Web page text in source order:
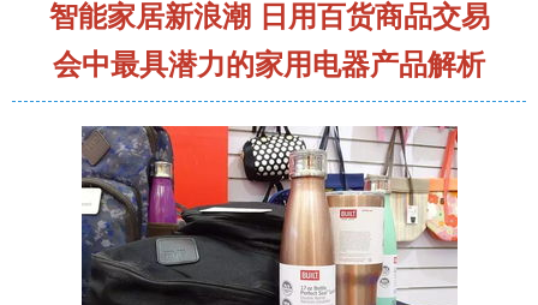
智能家居新浪潮 日用百货商品交易
会中最具潜力的家用电器产品解析